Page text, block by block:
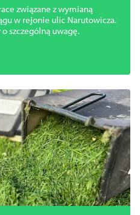
związane z wymianą
w rejonie ulic Narutowicza.
szczególną uwagę.